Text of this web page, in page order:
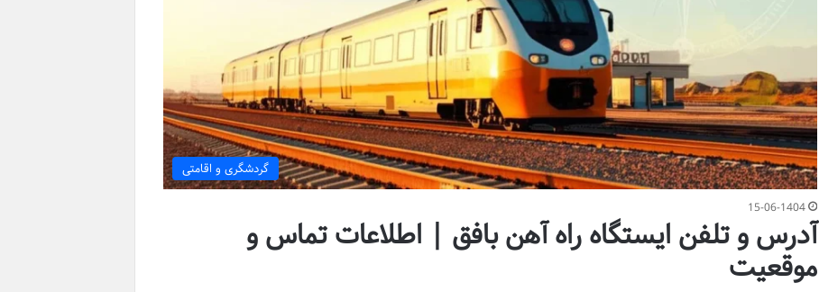
گردشگری و اقامتی
15-06-1404
آدرس و تلفن ایستگاه راه آهن بافق | اطلاعات تماس و
موقعیت